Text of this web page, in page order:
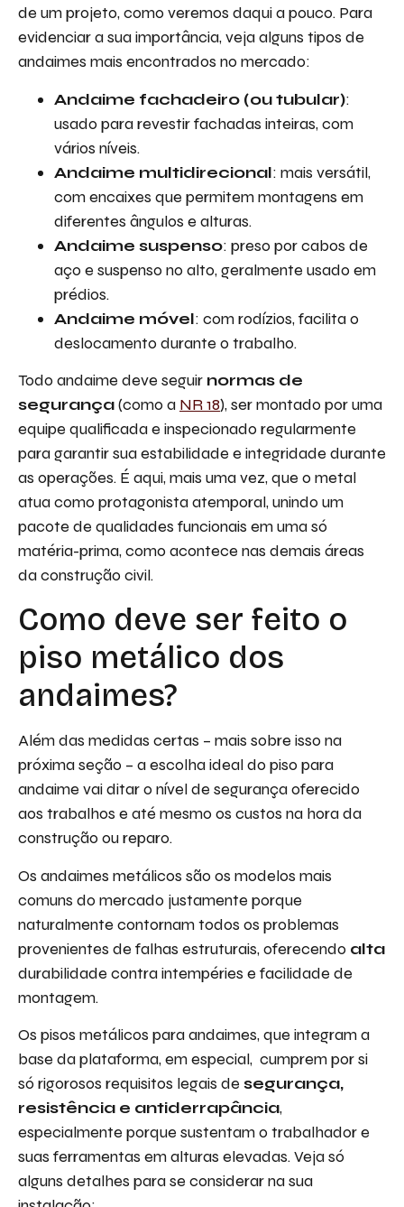
de um projeto, como veremos daqui a pouco. Para
evidenciar a sua importância, veja alguns tipos de
andaimes mais encontrados no mercado:
Andaime fachadeiro (ou tubular):
usado para revestir fachadas inteiras, com
vários níveis.
Andaime multidirecional: mais versátil,
com encaixes que permitem montagens em
diferentes ângulos e alturas.
Andaime suspenso: preso por cabos de
aço e suspenso no alto, geralmente usado em
prédios.
Andaime móvel: com rodízios, facilita o
deslocamento durante o trabalho.
Todo andaime deve seguir normas de
segurança(como a NR 18), ser montado por uma
equipe qualificada e inspecionado regularmente
para garantir sua estabilidade e integridade durante
as operações. É aqui, mais uma vez, que o metal
atua como protagonista atemporal, unindo um
pacote de qualidades funcionais em uma só
matéria-prima, como acontece nas demais áreas
da construção civil.
Como deve ser feito o
piso metálico dos
andaimes?
Além das medidas certas – mais sobre isso na
próxima seção – a escolha ideal do piso para
andaime vai ditar o nível de segurança oferecido
aos trabalhos e até mesmo os custos na hora da
construção ou reparo.
Os andaimes metálicos são os modelos mais
comuns do mercado justamente porque
naturalmente contornam todos os problemas
provenientes de falhas estruturais, oferecendo alta
durabilidade contra intempéries e facilidade de
montagem.
Os pisos metálicos para andaimes, que integram a
base da plataforma, em especial, cumprem por si
só rigorosos requisitos legais de segurança,
resistência e antiderrapância,
especialmente porque sustentam o trabalhador e
suas ferramentas em alturas elevadas. Veja só
alguns detalhes para se considerar na sua